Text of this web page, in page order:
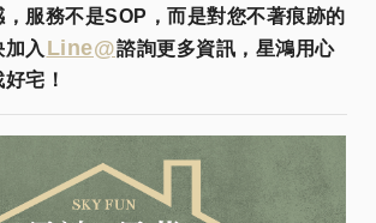
服務不是SOP，而是對您不著痕跡的
加入 Line@諮詢更多資訊，星鴻用心
宅！